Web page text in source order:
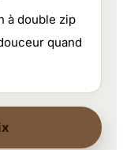
à double zip
quand